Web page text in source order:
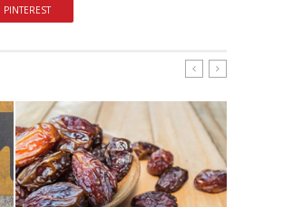
PINTEREST